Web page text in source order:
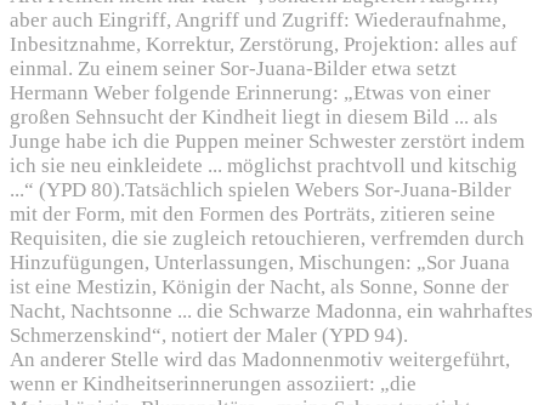
aber auch Eingriff, Angriff und Zugriff: Wiederaufnahme,
Inbesitznahme, Korrektur, Zerstörung, Projektion: alles auf
einmal. Zu einem seiner Sor-Juana-Bilder etwa setzt
Hermann Weber folgende Erinnerung: „Etwas von einer
großen Sehnsucht der Kindheit liegt in diesem Bild ... als
Junge habe ich die Puppen meiner Schwester zerstört indem
ich sie neu einkleidete ... möglichst prachtvoll und kitschig
...“ (YPD 80).Tatsächlich spielen Webers Sor-Juana-Bilder
mit der Form, mit den Formen des Porträts, zitieren seine
Requisiten, die sie zugleich retouchieren, verfremden durch
Hinzufügungen, Unterlassungen, Mischungen: „Sor Juana
ist eine Mestizin, Königin der Nacht, als Sonne, Sonne der
Nacht, Nachtsonne ... die Schwarze Madonna, ein wahrhaftes
Schmerzenskind“, notiert der Maler (YPD 94).
An anderer Stelle wird das Madonnenmotiv weitergeführt,
wenn er Kindheitserinnerungen assoziiert: „die